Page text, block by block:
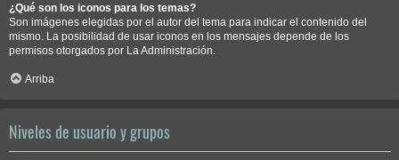
¿Qué son los iconos para los temas?
Son imágenes elegidas por el autor del tema para indicar el contenido del
mismo. La posibilidad de usar iconos en los mensajes depende de los
permisos otorgados por La Administración.
Arriba
Niveles de usuario y grupos